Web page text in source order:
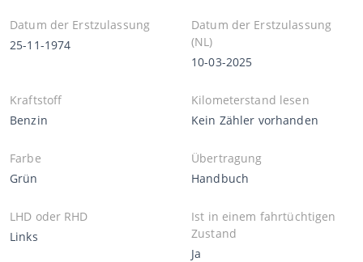
Datum der Erstzulassung
25-11-1974
Datum der Erstzulassung
(NL)
10-03-2025
Kraftstoff
Benzin
Kilometerstand lesen
Kein Zähler vorhanden
Farbe
Grün
Übertragung
Handbuch
LHD oder RHD
Links
Ist in einem fahrtüchtigen
Zustand
Ja